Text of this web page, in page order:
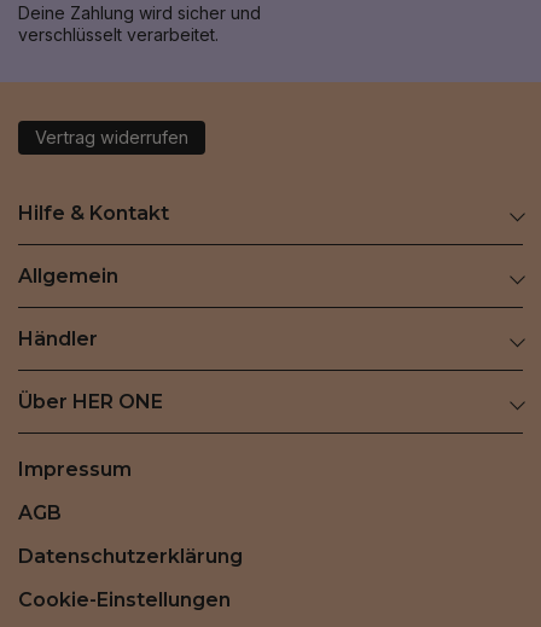
Deine Zahlung wird sicher und
verschlüsselt verarbeitet.
Vertrag widerrufen
Hilfe & Kontakt
Allgemein
Händler
Über HER ONE
Impressum
AGB
Datenschutzerklärung
Cookie-Einstellungen